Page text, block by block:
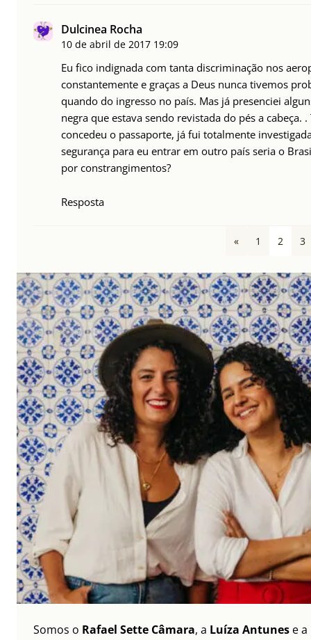
Dulcinea Rocha
10 de abril de 2017 19:09
Eu fico indignada com tanta discriminação nos
constantemente e graças a Deus nunca tivemos
quando do ingresso no país. Mas já presenciei
negra que estava sendo revistada do pés a cabeça.
concedeu o passaporte, já fui totalmente
segurança para eu entrar em outro país seria o
por constrangimentos?
Resposta
« 1 2 3
Somos o Rafael Sette Câmara, a Luíza Antunes e a